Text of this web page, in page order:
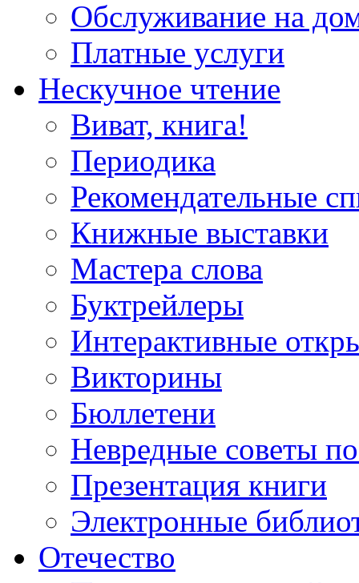
Обслуживание на
Платные услуги
Нескучное чтение
Виват, книга!
Периодика
Рекомендательные
Книжные выставки
Мастера слова
Буктрейлеры
Интерактивные
Викторины
Бюллетени
Невредные советы
Презентация книги
Электронные
Отечество